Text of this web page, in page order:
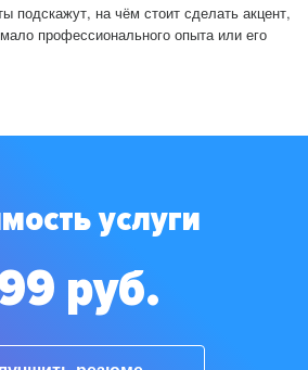
подскажут, на чём стоит сделать акцент,
профессионального опыта или его
услуги
руб.